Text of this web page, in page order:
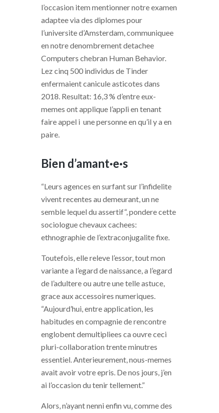
l’occasion item mentionner notre examen
adaptee via des diplomes pour
l’universite d’Amsterdam, communiquee
en notre denombrement detachee
Computers chebran Human Behavior.
Lez cinq 500 individus de Tinder
enfermaient canicule asticotes dans
2018. Resultat: 16,3 % d’entre eux-
memes ont applique l’appli en tenant
faire appel i une personne en qu’il y a en
paire.
Bien d’amant·e·s
“Leurs agences en surfant sur l’infidelite
vivent recentes au demeurant, un ne
semble lequel du assertif“, pondere cette
sociologue chevaux cachees:
ethnographie de l’extraconjugalite fixe.
Toutefois, elle releve l’essor, tout mon
variante a l’egard de naissance, a l’egard
de l’adultere ou autre une telle astuce,
grace aux accessoires numeriques.
“Aujourd’hui, entre application, les
habitudes en compagnie de rencontre
englobent demultipliees ca ouvre ceci
pluri-collaboration trente minutres
essentiel. Anterieurement, nous-memes
avait avoir votre epris. De nos jours, j’en
ai l’occasion du tenir tellement.”
Alors, n’ayant nenni enfin vu, comme des